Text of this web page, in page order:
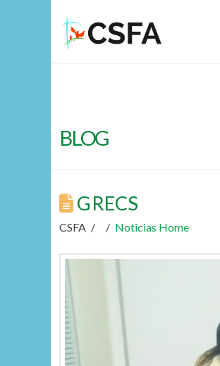
BLOG
GRECS
CSFA Noticias Home